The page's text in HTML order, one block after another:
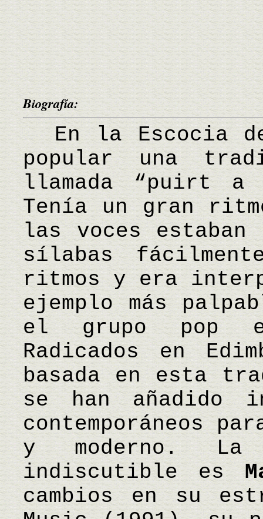
Biografía:
En la Escocia
popular una
llamada “puirt a
Tenía un gran
las voces estaban
sílabas
ritmos y era
ejemplo más
el grupo pop
Radicados en
basada en esta
se han añadido
contemporáneos
y moderno.
indiscutible es
cambios en su